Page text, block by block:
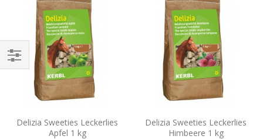
Delizia Sweeties Leckerlies
Apfel 1 kg
Delizia Sweeties Leckerlies
Himbeere 1 kg